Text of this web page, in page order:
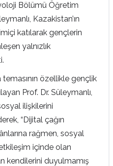
Bölümü Öğretim
Kazakistan’ın
katılarak gençlerin
yalnızlık
özellikle gençlik
Prof. Dr. Süleymanlı,
ilişkilerini
“Dijital çağın
rağmen, sosyal
içinde olan
kendilerini duyulmamış